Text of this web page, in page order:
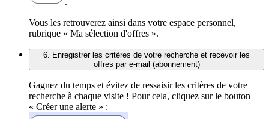
.
Vous les retrouverez ainsi dans votre espace personnel,
rubrique « Ma sélection d'offres ».
6. Enregistrer les critères de votre recherche et recevoir les
offres par e-mail (abonnement)
Gagnez du temps et évitez de ressaisir les critères de votre
recherche à chaque visite ! Pour cela, cliquez sur le bouton
« Créer une alerte » :